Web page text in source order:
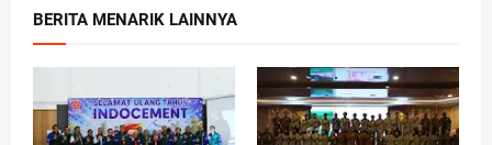
BERITA MENARIK LAINNYA